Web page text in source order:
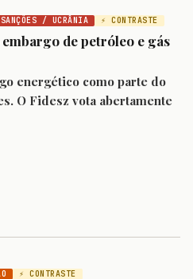
/ UCRÂNIA ⚡ CONTRASTE
embargo de petróleo e gás
energético como parte do
O Fidesz vota abertamente
⚡ CONTRASTE